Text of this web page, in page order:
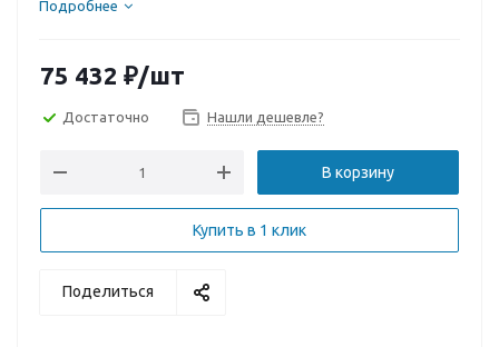
Подробнее
75 432 ₽/шт
Достаточно Нашли дешевле?
В корзину
Купить в 1 клик
Поделиться